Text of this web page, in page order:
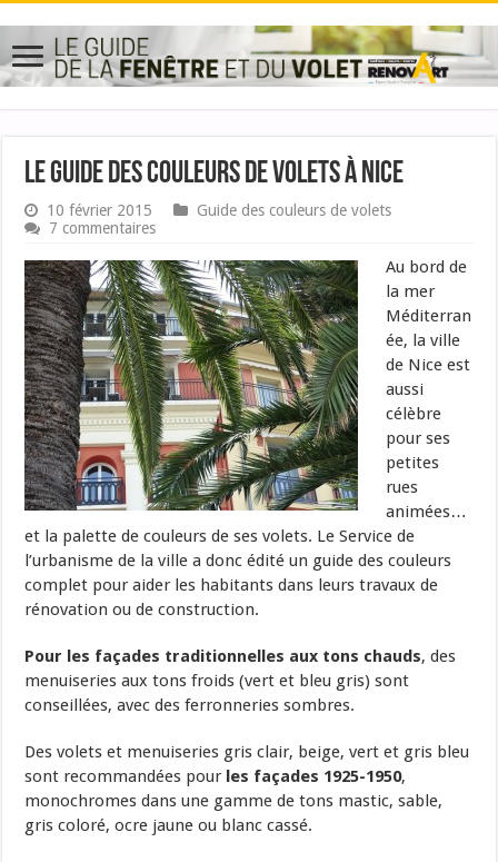
Le guide des couleurs de volets à Nice
10 février 2015
Guide des couleurs de volets
7 commentaires
Au bord de
la mer
Méditerran
ée, la ville
de Nice est
aussi
célèbre
pour ses
petites
rues
animées…
et la palette de couleurs de ses volets. Le Service de
l’urbanisme de la ville a donc édité un guide des couleurs
complet pour aider les habitants dans leurs travaux de
rénovation ou de construction.
Pour les façades traditionnelles aux tons chauds, des
menuiseries aux tons froids (vert et bleu gris) sont
conseillées, avec des ferronneries sombres.
Des volets et menuiseries gris clair, beige, vert et gris bleu
sont recommandées pour les façades 1925-1950,
monochromes dans une gamme de tons mastic, sable,
gris coloré, ocre jaune ou blanc cassé.